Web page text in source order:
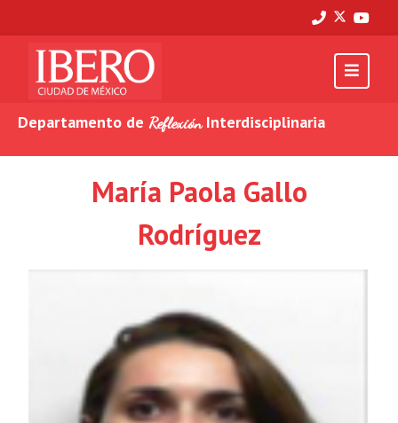
Departamento de ReflexiónInterdisciplinaria
María Paola Gallo
Rodríguez